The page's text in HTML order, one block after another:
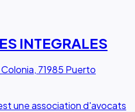
INTEGRALES
71985 Puerto
une association d'avocats